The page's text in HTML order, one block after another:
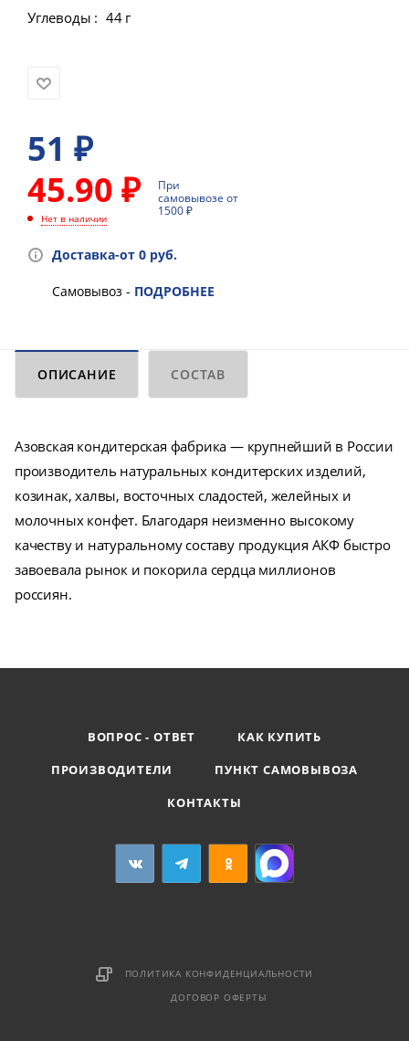
Углеводы : 44 г
51 ₽
45.90 ₽
При
самовывозе от
1500 ₽
Нет в наличии
Доставка-от 0 руб.
Самовывоз - ПОДРОБНЕЕ
ОПИСАНИЕ СОСТАВ
Азовская кондитерская фабрика — крупнейший в России
производитель натуральных кондитерских изделий,
козинак, халвы, восточных сладостей, желейных и
молочных конфет. Благодаря неизменно высокому
качеству и натуральному составу продукция АКФ быстро
завоевала рынок и покорила сердца миллионов
россиян.
ВОПРОС - ОТВЕТ
КАК КУПИТЬ
ПРОИЗВОДИТЕЛИ
ПУНКТ САМОВЫВОЗА
КОНТАКТЫ
ПОЛИТИКА КОНФИДЕНЦИАЛЬНОСТИ
ДОГОВОР ОФЕРТЫ